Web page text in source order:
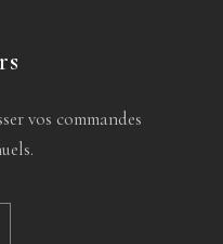
vos commandes